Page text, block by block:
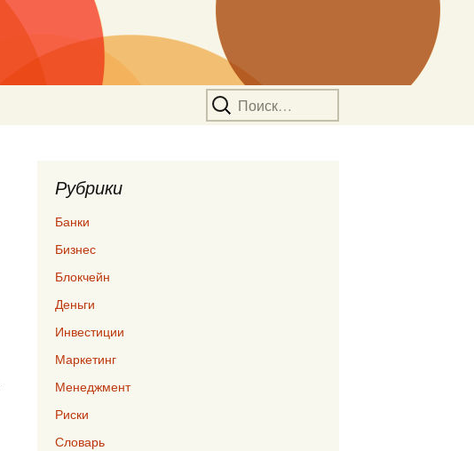
Найти:
Рубрики
Банки
Бизнес
Блокчейн
Деньги
Инвестиции
Маркетинг
Менеджмент
Риски
Словарь